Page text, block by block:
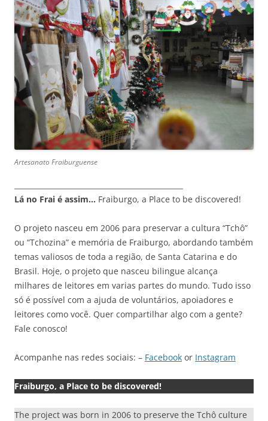
Artesanato Fraiburguense
Lá no Frai é assim… Fraiburgo, a Place to be discovered!
O projeto nasceu em 2006 para preservar a cultura “Tchô”
ou “Tchozina” e memória de Fraiburgo, abordando também
temas valiosos de toda a região, de Santa Catarina e do
Brasil. Hoje, o projeto que nasceu bilingue alcança
milhares de leitores em varias partes do mundo. Tudo isso
só é possível com a ajuda de voluntários, apoiadores e
leitores como você. Quer compartilhar algo com a gente?
Fale conosco!
Acompanhe nas redes sociais: – Facebook or Instagram
Fraiburgo, a Place to be discovered!
The project was born in 2006 to preserve the Tchô culture